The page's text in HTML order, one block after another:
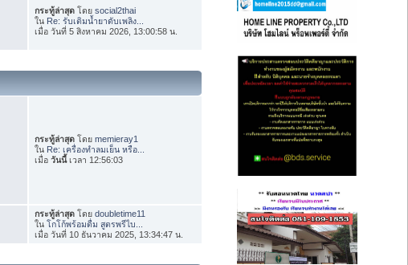
กระทู้ล่าสุด โดยsocial2thai
ใน Re: รับเติมน้ำยาดับเพลิง...
เมื่อ วันที่ 5 สิงหาคม 2026, 13:00:58 น.
กระทู้ล่าสุด โดยmemieray1
ใน Re: เครื่องทำลมเย็น หรือ...
เมื่อวันนี้เวลา 12:56:03
กระทู้ล่าสุด โดยdoubletime11
ในโกโก้พร้อมดื่ม สูตรพรีไบ...
เมื่อ วันที่ 10 ธันวาคม 2025, 13:34:47 น.